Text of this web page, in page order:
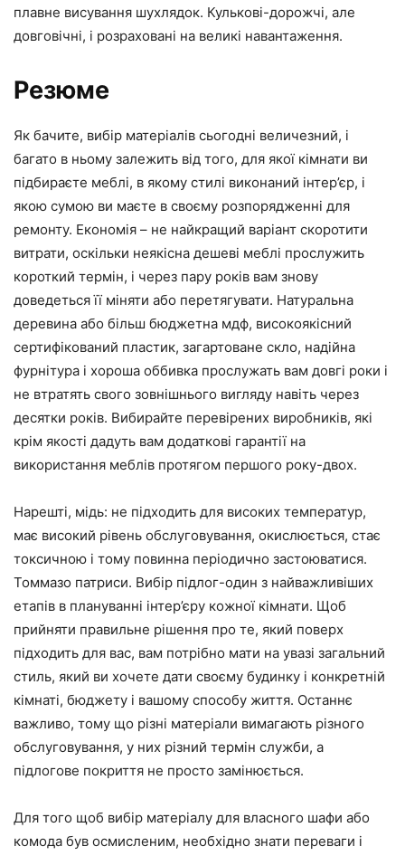
плавне висування шухлядок. Кулькові-дорожчі, але
довговічні, і розраховані на великі навантаження.
Резюме
Як бачите, вибір матеріалів сьогодні величезний, і
багато в ньому залежить від того, для якої кімнати ви
підбираєте меблі, в якому стилі виконаний інтер’єр, і
якою сумою ви маєте в своєму розпорядженні для
ремонту. Економія – не найкращий варіант скоротити
витрати, оскільки неякісна дешеві меблі прослужить
короткий термін, і через пару років вам знову
доведеться її міняти або перетягувати. Натуральна
деревина або більш бюджетна мдф, високоякісний
сертифікований пластик, загартоване скло, надійна
фурнітура і хороша оббивка прослужать вам довгі роки і
не втратять свого зовнішнього вигляду навіть через
десятки років. Вибирайте перевірених виробників, які
крім якості дадуть вам додаткові гарантії на
використання меблів протягом першого року-двох.
Нарешті, мідь: не підходить для високих температур,
має високий рівень обслуговування, окислюється, стає
токсичною і тому повинна періодично застоюватися.
Томмазо патриси. Вибір підлог-один з найважливіших
етапів в плануванні інтер’єру кожної кімнати. Щоб
прийняти правильне рішення про те, який поверх
підходить для вас, вам потрібно мати на увазі загальний
стиль, який ви хочете дати своєму будинку і конкретній
кімнаті, бюджету і вашому способу життя. Останнє
важливо, тому що різні матеріали вимагають різного
обслуговування, у них різний термін служби, а
підлогове покриття не просто замінюється.
Для того щоб вибір матеріалу для власного шафи або
комода був осмисленим, необхідно знати переваги і